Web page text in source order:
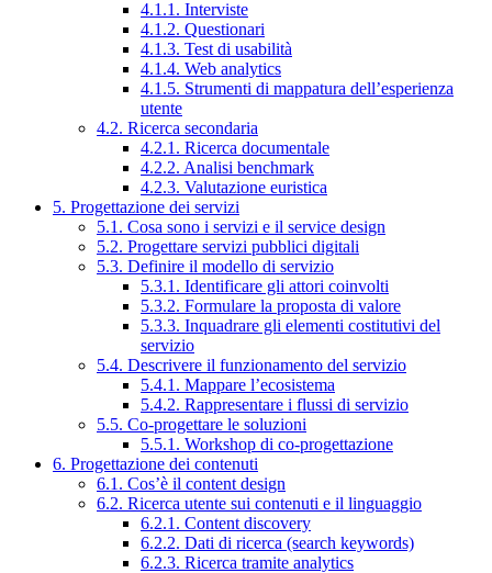
4.1.1. Interviste
4.1.2. Questionari
4.1.3. Test di usabilità
4.1.4. Web analytics
4.1.5. Strumenti di mappatura dell’esperienza
utente
4.2. Ricerca secondaria
4.2.1. Ricerca documentale
4.2.2. Analisi benchmark
4.2.3. Valutazione euristica
5. Progettazione dei servizi
5.1. Cosa sono i servizi e il service design
5.2. Progettare servizi pubblici digitali
5.3. Definire il modello di servizio
5.3.1. Identificare gli attori coinvolti
5.3.2. Formulare la proposta di valore
5.3.3. Inquadrare gli elementi costitutivi del
servizio
5.4. Descrivere il funzionamento del servizio
5.4.1. Mappare l’ecosistema
5.4.2. Rappresentare i flussi di servizio
5.5. Co-progettare le soluzioni
5.5.1. Workshop di co-progettazione
6. Progettazione dei contenuti
6.1. Cos’è il content design
6.2. Ricerca utente sui contenuti e il linguaggio
6.2.1. Content discovery
6.2.2. Dati di ricerca (search keywords)
6.2.3. Ricerca tramite analytics